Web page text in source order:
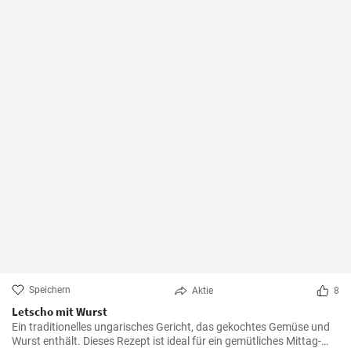
Speichern Aktie 8
Letscho mit Wurst
Ein traditionelles ungarisches Gericht, das gekochtes Gemüse und
Wurst enthält. Dieses Rezept ist ideal für ein gemütliches Mittag-